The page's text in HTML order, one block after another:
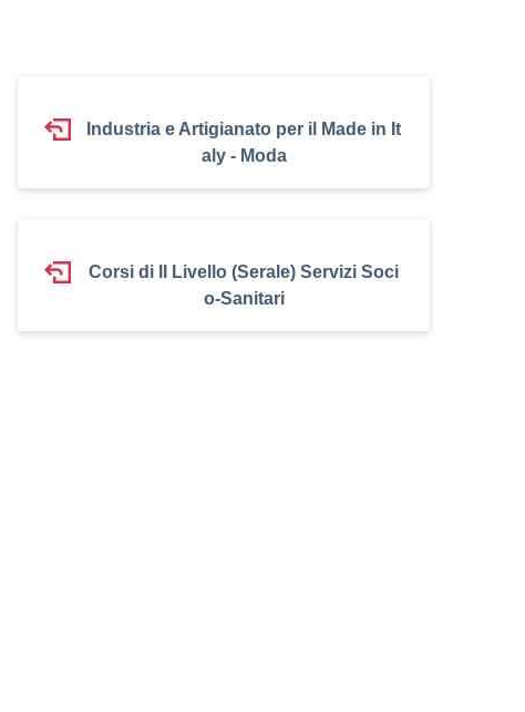
Industria e Artigianato per il Made in It
aly - Moda
Corsi di II Livello (Serale) Servizi Soci
o-Sanitari